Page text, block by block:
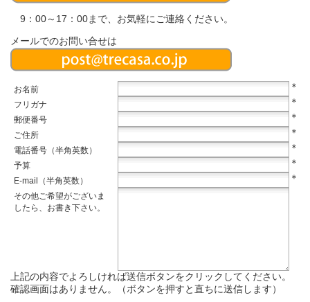
9：00～17：00まで、お気軽にご連絡ください。
メールでのお問い合せは
お名前 ＊
フリガナ ＊
郵便番号 ＊
ご住所 ＊
電話番号（半角英数） ＊
予算 ＊
E-mail（半角英数） ＊
その他ご希望がございま
したら、お書き下さい。
上記の内容でよろしければ送信ボタンをクリックしてください。
確認画面はありません。（ボタンを押すと直ちに送信します）